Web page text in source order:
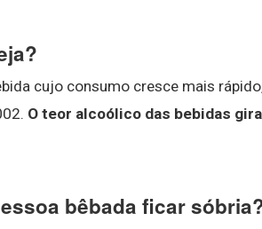
cujo consumo cresce mais
O teor alcoólico das bebidas
bêbada ficar